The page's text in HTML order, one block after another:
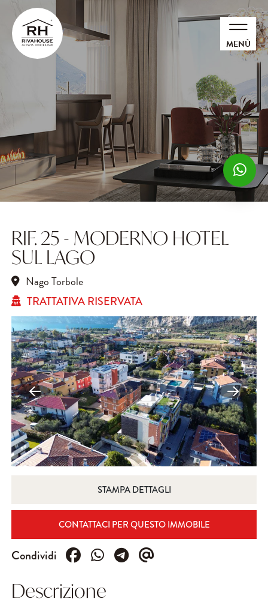
MENÙ
RIF. 25 - MODERNO HOTEL
SUL LAGO
Nago Torbole
TRATTATIVA RISERVATA
STAMPA DETTAGLI
CONTATTACI PER QUESTO IMMOBILE
Condividi
Descrizione